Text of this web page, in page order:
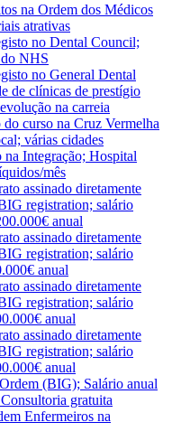
na Ordem dos Médicos
atrativas
no Dental Council;
NHS
no General Dental
de clínicas de prestígio
na carreia
curso na Cruz Vermelha
várias cidades
Integração; Hospital
mês
assinado diretamente
registration; salário
anual
assinado diretamente
registration; salário
anual
assinado diretamente
registration; salário
anual
assinado diretamente
registration; salário
anual
(BIG); Salário anual
gratuita
Enfermeiros na